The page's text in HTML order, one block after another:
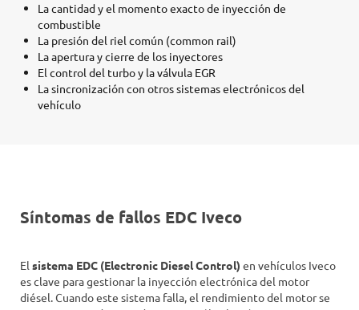
La cantidad y el momento exacto de inyección de
combustible
La presión del riel común (common rail)
La apertura y cierre de los inyectores
El control del turbo y la válvula EGR
La sincronización con otros sistemas electrónicos del
vehículo
Síntomas de fallos EDC Iveco
El sistema EDC (Electronic Diesel Control) en vehículos Iveco
es clave para gestionar la inyección electrónica del motor
diésel. Cuando este sistema falla, el rendimiento del motor se